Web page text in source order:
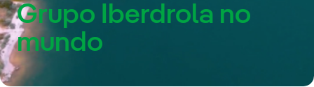
Grupo Iberdrola no
mundo